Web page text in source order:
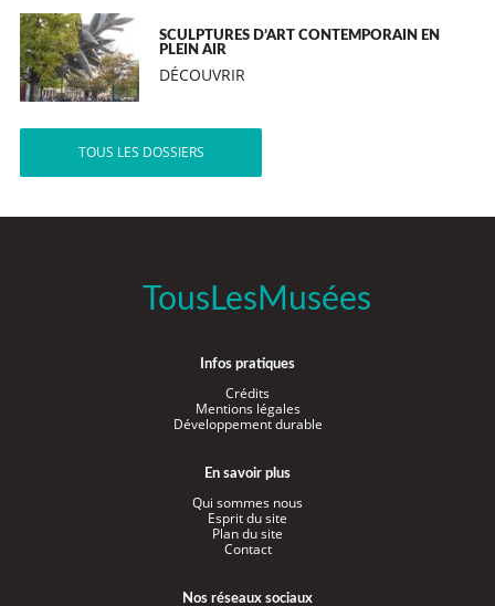
SCULPTURES D’ART CONTEMPORAIN EN
PLEIN AIR
DÉCOUVRIR
TOUS LES DOSSIERS
TousLesMusées
Infos pratiques
Crédits
Mentions légales
Développement durable
En savoir plus
Qui sommes nous
Esprit du site
Plan du site
Contact
Nos réseaux sociaux